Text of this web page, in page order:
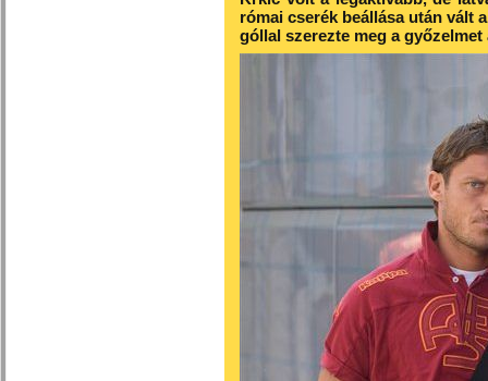
római cserék beállása után vált
góllal szerezte meg a győzelmet